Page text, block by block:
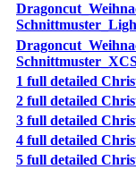
1 full detailed
2 full detailed
3 full detailed
4 full detailed
5 full detailed